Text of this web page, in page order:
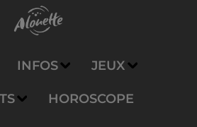
INFOS JEUX
HOROSCOPE